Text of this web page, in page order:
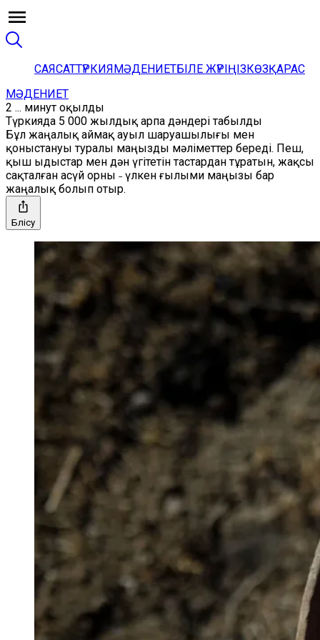
САЯСАТТҮРКИЯМӘДЕНИЕТБІЛЕ ЖҮРІҢІЗКӨЗҚАРАС
МӘДЕНИЕТ
2 ... минут оқылды
Түркияда 5 000 жылдық арпа дәндері табылды
Бұл жаңалық аймақ ауыл шаруашылығы мен
қоныстануы туралы маңызды мәліметтер береді. Пеш,
қыш ыдыстар мен дән үгітетін тастардан тұратын, жақсы
сақталған асүй орны ˗ үлкен ғылыми маңызы бар
жаңалық болып отыр.
Бөлісу